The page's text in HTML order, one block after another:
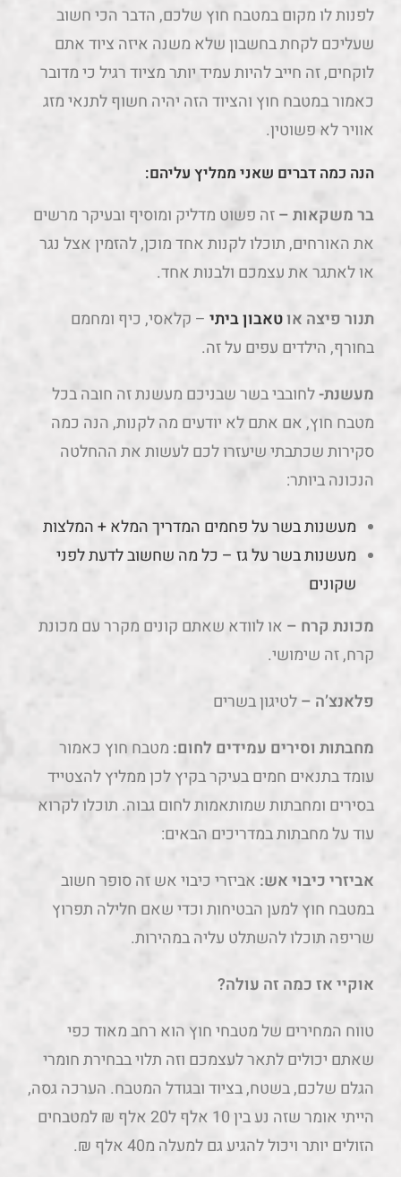
לפנות לו מקום במטבח חוץ שלכם, הדבר הכי חשוב
שעליכם לקחת בחשבון שלא משנה איזה ציוד אתם
לוקחים, זה חייב להיות עמיד יותר מציוד רגיל כי מדובר
כאמור במטבח חוץ והציוד הזה יהיה חשוף לתנאי מזג
אוויר לא פשוטין.
הנה כמה דברים שאני ממליץ עליהם:
בר משקאות–זה פשוט מדליק ומוסיף ובעיקר מרשים
את האורחים, תוכלו לקנות אחד מוכן, להזמין אצל נגר
או לאתגר את עצמכם ולבנות אחד.
תנור פיצה אוטאבון ביתי – קלאסי, כיף ומחמם
בחורף, הילדים עפים על זה.
מעשנת-לחובבי בשר שבניכם מעשנת זה חובה בכל
מטבח חוץ, אם אתם לא יודעים מה לקנות, הנה כמה
סקירות שכתבתי שיעזרו לכם לעשות את ההחלטה
הנכונה ביותר:
מעשנות בשר על פחמים המדריך המלא + המלצות
מעשנות בשר על גז – כל מה שחשוב לדעת לפני
שקונים
מכונת קרח – או לוודא שאתם קונים מקרר עם מכונת
קרח, זה שימושי.
פלאנצ’ה –לטיגון בשרים
מחבתות וסירים עמידים לחום: מטבח חוץ כאמור
עומד בתנאים חמים בעיקר בקיץ לכן ממליץ להצטייד
בסירים ומחבתות שמותאמות לחום גבוה. תוכלו לקרוא
עוד על מחבתות במדריכים הבאים:
אביזרי כיבוי אש: אביזרי כיבוי אש זה סופר חשוב
במטבח חוץ למען הבטיחות וכדי שאם חלילה תפרוץ
שריפה תוכלו להשתלט עליה במהירות.
אוקיי אז כמה זה עולה?
טווח המחירים של מטבחי חוץ הוא רחב מאוד כפי
שאתם יכולים לתאר לעצמכם וזה תלוי בבחירת חומרי
הגלם שלכם, בשטח, בציוד ובגודל המטבח. הערכה גסה,
הייתי אומר שזה נע בין 10 אלף ל20 אלף ₪ למטבחים
הזולים יותר ויכול להגיע גם למעלה מ40 אלף ₪.